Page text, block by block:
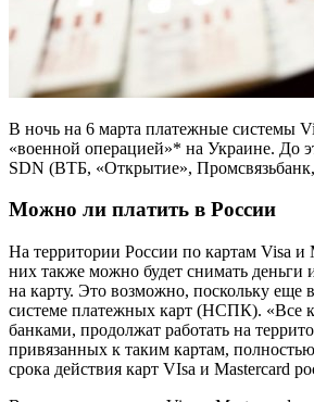
В ночь на 6 марта платежные системы
«военной операцией»* на Украине. До
SDN (ВТБ, «Открытие»,
Можно ли платить в России
На территории России по картам Visa и
них также можно будет снимать деньги
на карту. Это возможно, поскольку еще
системе платежных карт (НСПК). «Все
банками, продолжат работать на
привязанных к таким картам,
срока действия карт VIsa и Mastercard